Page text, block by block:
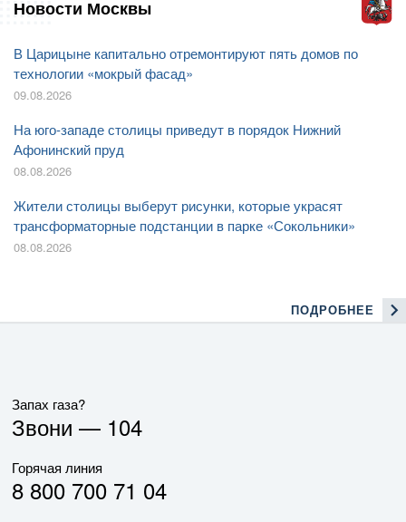
Новости Москвы
В Царицыне капитально отремонтируют пять домов по
технологии «мокрый фасад»
09.08.2026
На юго-западе столицы приведут в порядок Нижний
Афонинский пруд
08.08.2026
Жители столицы выберут рисунки, которые украсят
трансформаторные подстанции в парке «Сокольники»
08.08.2026
ПОДРОБНЕЕ
Запах газа?
Звони — 104
Горячая линия
8 800 700 71 04